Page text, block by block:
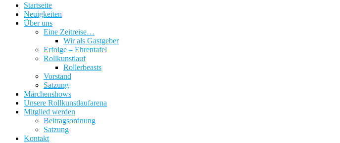
Startseite
Neuigkeiten
Über uns
Eine Zeitreise…
Wir als Gastgeber
Erfolge – Ehrentafel
Rollkunstlauf
Rollerbeasts
Vorstand
Satzung
Märchenshows
Unsere Rollkunstlaufarena
Mitglied werden
Beitragsordnung
Satzung
Kontakt